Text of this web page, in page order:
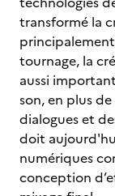
transformé la
tournage, la
aussi
son, en plus
dialogues et
doit
numériques
conception